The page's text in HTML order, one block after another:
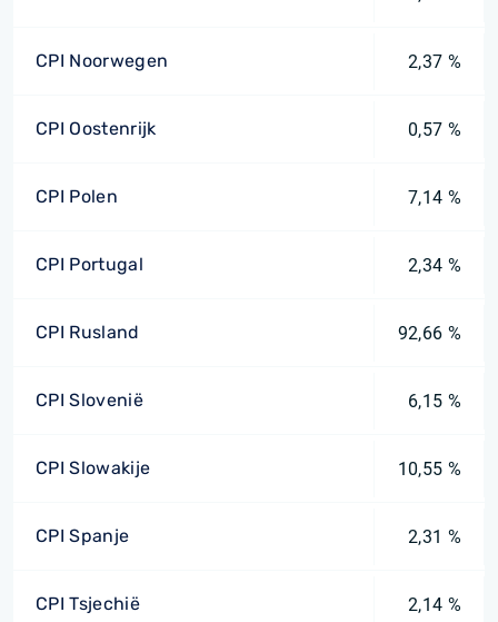
CPI Noorwegen 2,37 %
CPI Oostenrijk 0,57 %
CPI Polen 7,14 %
CPI Portugal 2,34 %
CPI Rusland 92,66 %
CPI Slovenië 6,15 %
CPI Slowakije 10,55 %
CPI Spanje 2,31 %
CPI Tsjechië 2,14 %